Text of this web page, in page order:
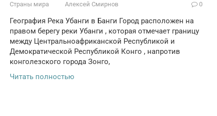
Страны мира Алексей Смирнов 0
География Река Убанги в Банги Город расположен на
правом берегу реки Убанги , которая отмечает границу
между Центральноафриканской Республикой и
Демократической Республикой Конго , напротив
конголезского города Зонго,
Читать полностью